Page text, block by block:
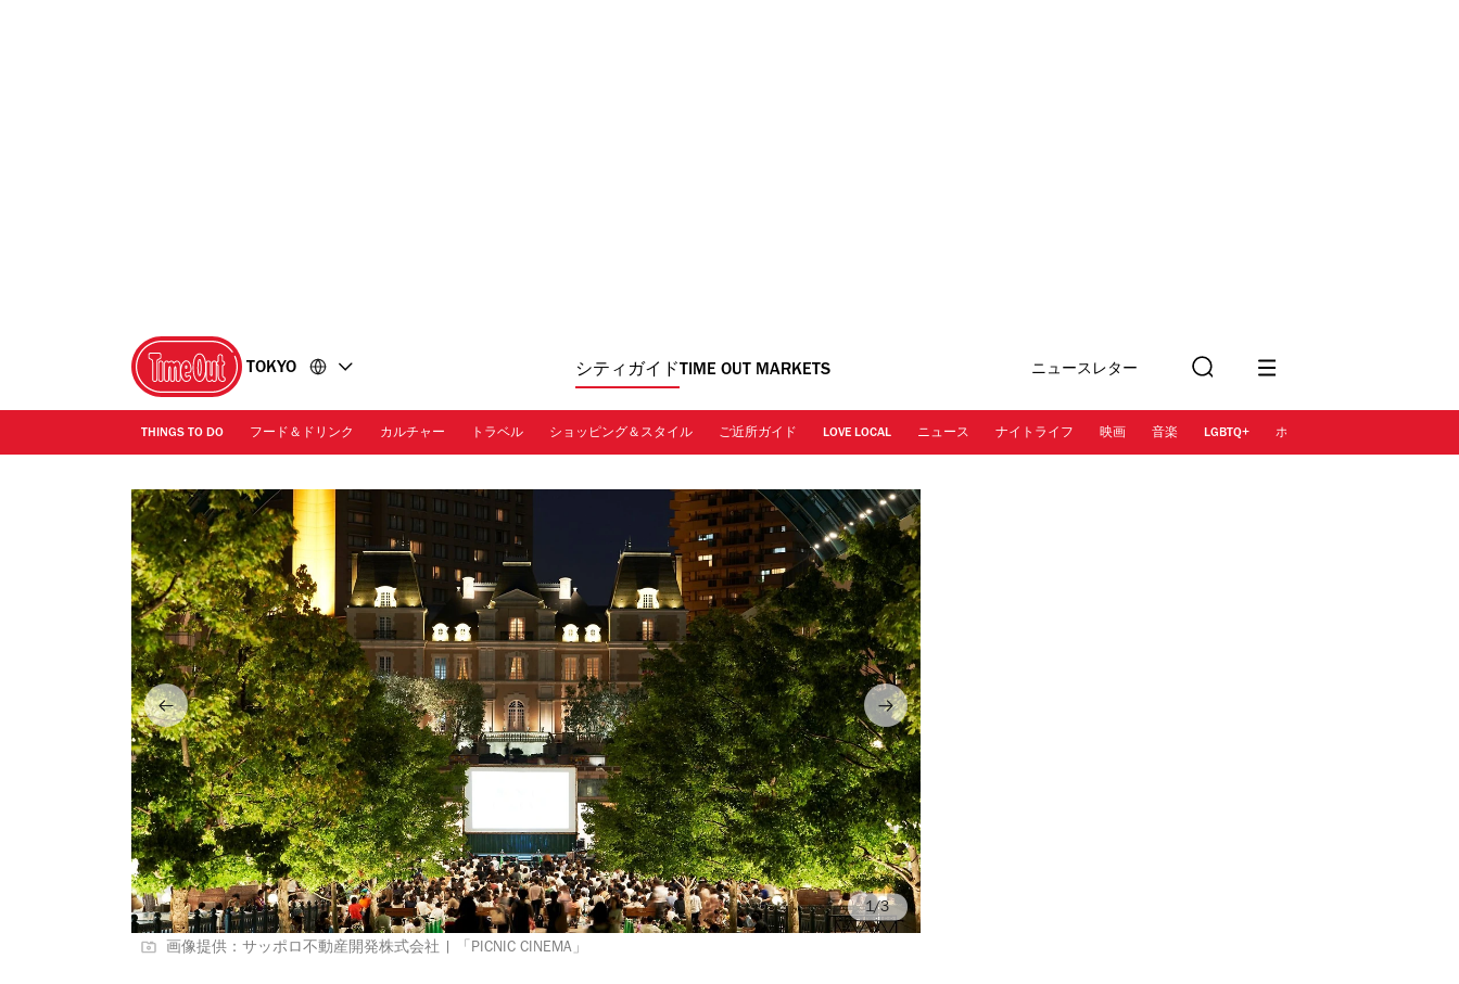
TOKYO シティガイド TIME OUT MARKETS ニュースレター
に登録
索
THINGS TO DO フード＆ドリンク カルチャー トラベル ショッピング＆スタイル ご近所ガイド LOVE LOCAL ニュース ナイトライフ 映画 音楽 LGBTQ+ ホテル
画像提供：サッポロ不動産開発株式会社 | 「PICNIC CINEMA」
/3